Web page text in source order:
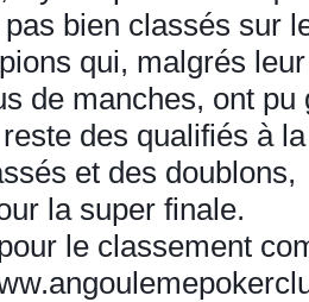
bien classés sur
qui, malgrés
de manches, ont
des qualifiés à
et des
la super finale.
le classement